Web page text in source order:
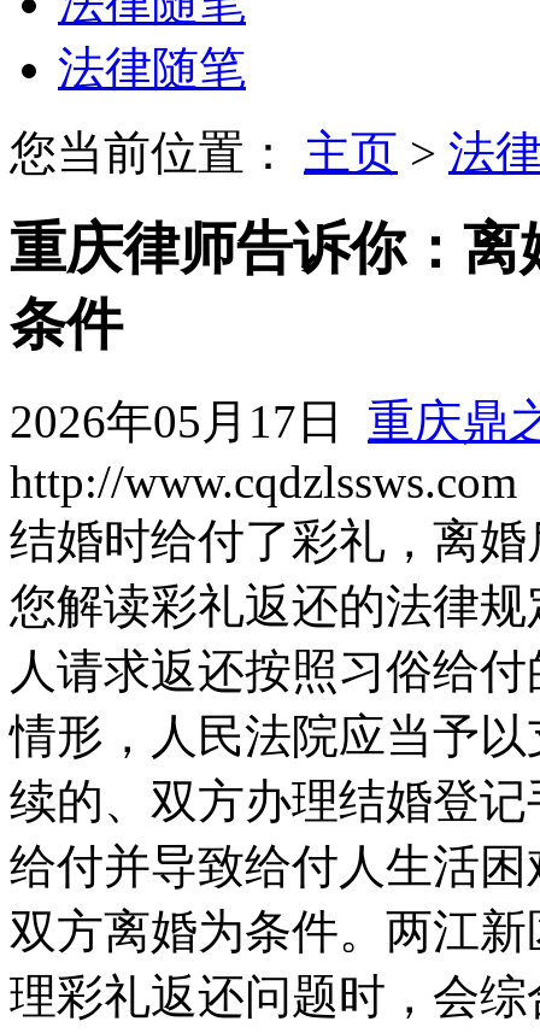
法律随笔
您当前位置： 主页 > 法
重庆律师告诉你：
条件
2026年05月17日 重庆鼎
http://www.cqdzlssws.com
结婚时给付了彩礼，离
您解读彩礼返还的法律
人请求返还按照习俗给
情形，人民法院应当予
续的、双方办理结婚登
给付并导致给付人生活
双方离婚为条件。两江
理彩礼返还问题时，会